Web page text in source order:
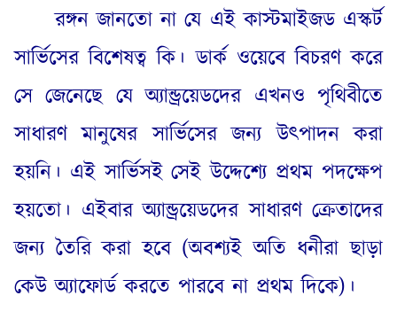
রঙ্গন জানতো না যে এই কাস্টমাইজড এস্কর্ট
সার্ভিসের বিশেষত্ব কি। ডার্ক ওয়েবে বিচরণ করে
সে জেনেছে যে অ্যান্ড্রয়েডদের এখনও পৃথিবীতে
সাধারণ মানুষের সার্ভিসের জন্য উৎপাদন করা
হয়নি। এই সার্ভিসই সেই উদ্দেশ্যে প্রথম পদক্ষেপ
হয়তো। এইবার অ্যান্ড্রয়েডদের সাধারণ ক্রেতাদের
জন্য তৈরি করা হবে (অবশ্যই অতি ধনীরা ছাড়া
কেউ অ্যাফোর্ড করতে পারবে না প্রথম দিকে) ।